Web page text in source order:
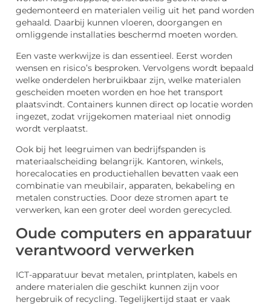
gedemonteerd en materialen veilig uit het pand worden
gehaald. Daarbij kunnen vloeren, doorgangen en
omliggende installaties beschermd moeten worden.
Een vaste werkwijze is dan essentieel. Eerst worden
wensen en risico’s besproken. Vervolgens wordt bepaald
welke onderdelen herbruikbaar zijn, welke materialen
gescheiden moeten worden en hoe het transport
plaatsvindt. Containers kunnen direct op locatie worden
ingezet, zodat vrijgekomen materiaal niet onnodig
wordt verplaatst.
Ook bij het leegruimen van bedrijfspanden is
materiaalscheiding belangrijk. Kantoren, winkels,
horecalocaties en productiehallen bevatten vaak een
combinatie van meubilair, apparaten, bekabeling en
metalen constructies. Door deze stromen apart te
verwerken, kan een groter deel worden gerecycled.
Oude computers en apparatuur
verantwoord verwerken
ICT-apparatuur bevat metalen, printplaten, kabels en
andere materialen die geschikt kunnen zijn voor
hergebruik of recycling. Tegelijkertijd staat er vaak